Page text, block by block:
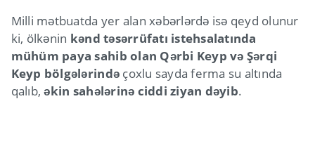
Milli mətbuatda yer alan xəbərlərdə isə qeyd olunur
ki, ölkənin kənd təsərrüfatı istehsalatında
mühüm paya sahib olan Qərbi Keyp və Şərqi
Keyp bölgələrində çoxlu sayda ferma su altında
qalıb,əkin sahələrinə ciddi ziyan dəyib.